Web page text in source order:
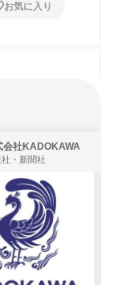
お気に入り
会社KADOKAWA
・新聞社